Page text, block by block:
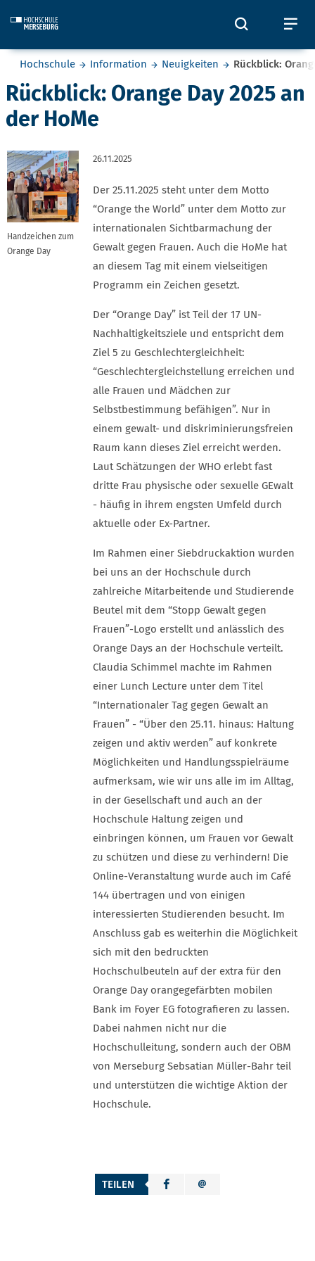
Öffnet
Sie befinden sich hier:
Hochschule Information Neuigkeiten Rückblick:
Rückblick: Orange Day 2025 an
der HoMe
Handzeichen zum
Orange Day
26.11.2025
Der 25.11.2025 steht unter dem Motto
“Orange the World” unter dem Motto zur
internationalen Sichtbarmachung der
Gewalt gegen Frauen. Auch die HoMe hat
an diesem Tag mit einem vielseitigen
Programm ein Zeichen gesetzt.
Der “Orange Day” ist Teil der 17 UN-
Nachhaltigkeitsziele und entspricht dem
Ziel 5 zu Geschlechtergleichheit:
“Geschlechtergleichstellung erreichen und
alle Frauen und Mädchen zur
Selbstbestimmung befähigen”. Nur in
einem gewalt- und diskriminierungsfreien
Raum kann dieses Ziel erreicht werden.
Laut Schätzungen der WHO erlebt fast
dritte Frau physische oder sexuelle GEwalt
- häufig in ihrem engsten Umfeld durch
aktuelle oder Ex-Partner.
Im Rahmen einer Siebdruckaktion wurden
bei uns an der Hochschule durch
zahlreiche Mitarbeitende und Studierende
Beutel mit dem “Stopp Gewalt gegen
Frauen”-Logo erstellt und anlässlich des
Orange Days an der Hochschule verteilt.
Claudia Schimmel machte im Rahmen
einer Lunch Lecture unter dem Titel
“Internationaler Tag gegen Gewalt an
Frauen” - “Über den 25.11. hinaus: Haltung
zeigen und aktiv werden” auf konkrete
Möglichkeiten und Handlungsspielräume
aufmerksam, wie wir uns alle im im Alltag,
in der Gesellschaft und auch an der
Hochschule Haltung zeigen und
einbringen können, um Frauen vor Gewalt
zu schützen und diese zu verhindern! Die
Online-Veranstaltung wurde auch im Café
144 übertragen und von einigen
interessierten Studierenden besucht. Im
Anschluss gab es weiterhin die Möglichkeit
sich mit den bedruckten
Hochschulbeuteln auf der extra für den
Orange Day orangegefärbten mobilen
Bank im Foyer EG fotografieren zu lassen.
Dabei nahmen nicht nur die
Hochschulleitung, sondern auch der OBM
von Merseburg Sebsatian Müller-Bahr teil
und unterstützen die wichtige Aktion der
Hochschule.
TEILEN